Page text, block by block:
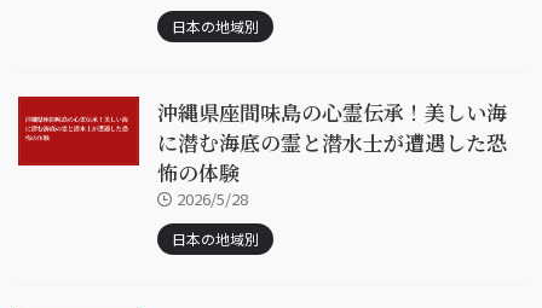
日本の地域別
沖縄県座間味島の心霊伝承！美しい海
に潜む海底の霊と潜水士が遭遇した恐
怖の体験
2026/5/28
日本の地域別